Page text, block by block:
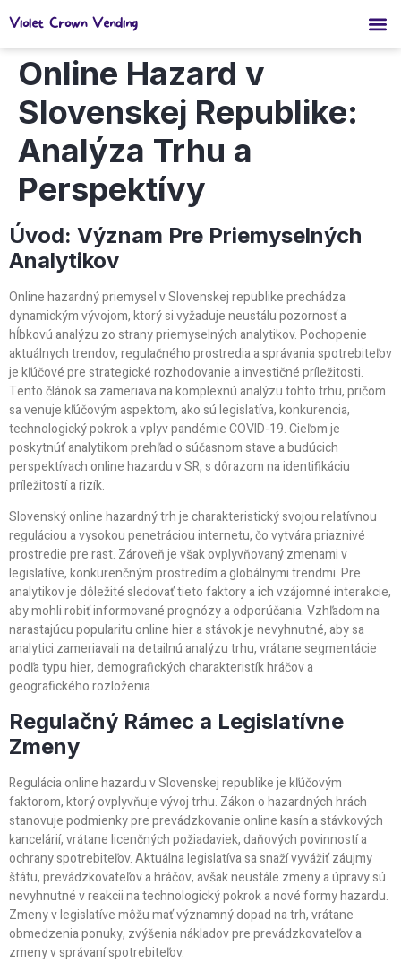
Violet Crown Vending
Online Hazard v
Slovenskej Republike:
Analýza Trhu a
Perspektívy
Úvod: Význam Pre Priemyselných
Analytikov
Online hazardný priemysel v Slovenskej republike prechádza
dynamickým vývojom, ktorý si vyžaduje neustálu pozornosť a
hĺbkovú analýzu zo strany priemyselných analytikov. Pochopenie
aktuálnych trendov, regulačného prostredia a správania spotrebiteľov
je kľúčové pre strategické rozhodovanie a investičné príležitosti.
Tento článok sa zameriava na komplexnú analýzu tohto trhu, pričom
sa venuje kľúčovým aspektom, ako sú legislatíva, konkurencia,
technologický pokrok a vplyv pandémie COVID-19. Cieľom je
poskytnúť analytikom prehľad o súčasnom stave a budúcich
perspektívach online hazardu v SR, s dôrazom na identifikáciu
príležitostí a rizík.
Slovenský online hazardný trh je charakteristický svojou relatívnou
reguláciou a vysokou penetráciou internetu, čo vytvára priaznivé
prostredie pre rast. Zároveň je však ovplyvňovaný zmenami v
legislatíve, konkurenčným prostredím a globálnymi trendmi. Pre
analytikov je dôležité sledovať tieto faktory a ich vzájomné interakcie,
aby mohli robiť informované prognózy a odporúčania. Vzhľadom na
narastajúcu popularitu online hier a stávok je nevyhnutné, aby sa
analytici zameriavali na detailnú analýzu trhu, vrátane segmentácie
podľa typu hier, demografických charakteristík hráčov a
geografického rozloženia.
Regulačný Rámec a Legislatívne
Zmeny
Regulácia online hazardu v Slovenskej republike je kľúčovým
faktorom, ktorý ovplyvňuje vývoj trhu. Zákon o hazardných hrách
stanovuje podmienky pre prevádzkovanie online kasín a stávkových
kancelárií, vrátane licenčných požiadaviek, daňových povinností a
ochrany spotrebiteľov. Aktuálna legislatíva sa snaží vyvážiť záujmy
štátu, prevádzkovateľov a hráčov, avšak neustále zmeny a úpravy sú
nevyhnutné v reakcii na technologický pokrok a nové formy hazardu.
Zmeny v legislatíve môžu mať významný dopad na trh, vrátane
obmedzenia ponuky, zvýšenia nákladov pre prevádzkovateľov a
zmeny v správaní spotrebiteľov.